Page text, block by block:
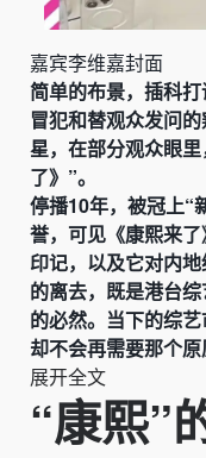
嘉宾李维嘉封面
简单的布景，插科
冒犯和替观众发问
星，在部分观众眼
了》”。
停播10年，被冠上“
誉，可见《康熙来
印记，以及它对内
的离去，既是港台
的必然。当下的综艺
却不会再需要那个原
展开全文
“康熙”